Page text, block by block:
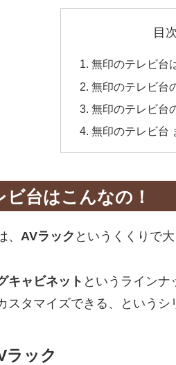
目次
無印のテレビ台
無印のテレビ台
無印のテレビ台
無印のテレビ台
台はこんなの！
AVラック というくくりで
キャビネット というラインナ
スタマイズできる、というシ
ラック